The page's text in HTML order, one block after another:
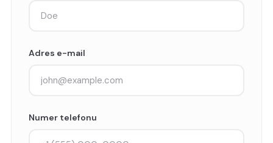
Adres e-mail
Numer telefonu